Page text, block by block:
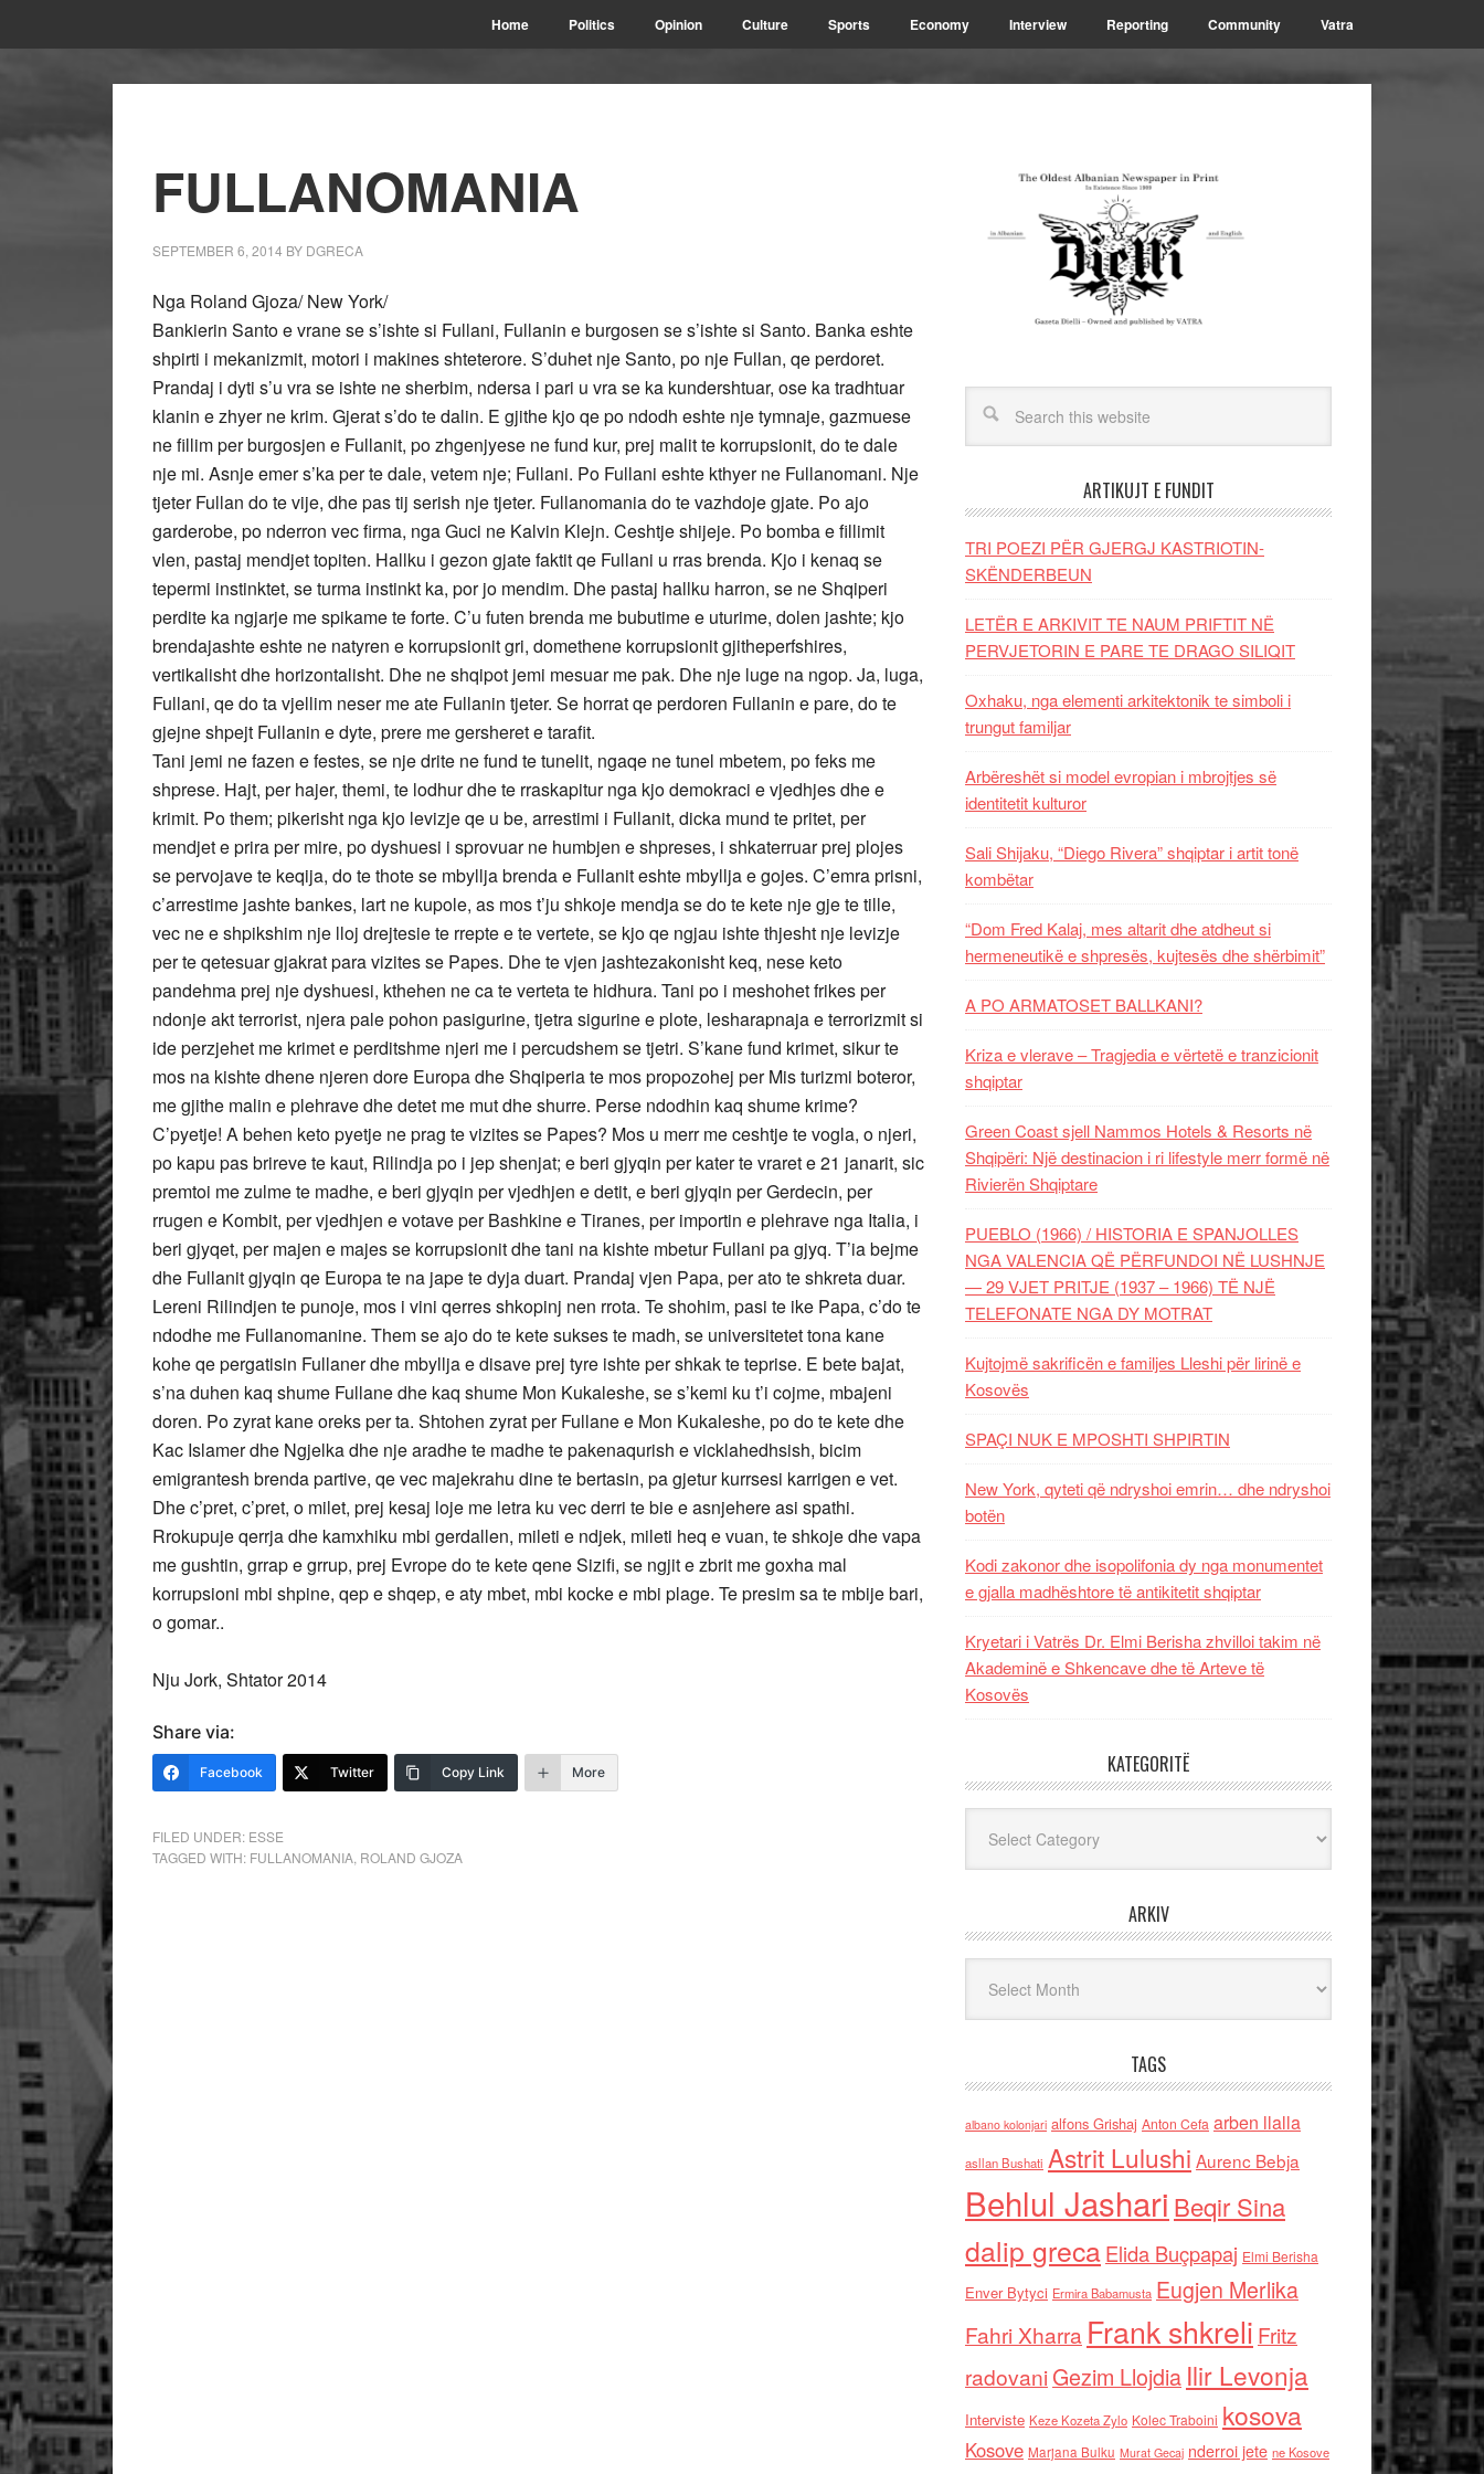
Home Politics Opinion Culture Sports Economy Interview Reporting Community Vatra
FULLANOMANIA
SEPTEMBER 6, 2014 BY DGRECA
Nga Roland Gjoza/ New York/
Bankierin Santo e vrane se s’ishte si Fullani, Fullanin e burgosen se s’ishte si Santo. Banka eshte
shpirti i mekanizmit, motori i makines shteterore. S’duhet nje Santo, po nje Fullan, qe perdoret.
Prandaj i dyti s’u vra se ishte ne sherbim, ndersa i pari u vra se ka kundershtuar, ose ka tradhtuar
klanin e zhyer ne krim. Gjerat s’do te dalin. E gjithe kjo qe po ndodh eshte nje tymnaje, gazmuese
ne fillim per burgosjen e Fullanit, po zhgenjyese ne fund kur, prej malit te korrupsionit, do te dale
nje mi. Asnje emer s’ka per te dale, vetem nje; Fullani. Po Fullani eshte kthyer ne Fullanomani. Nje
tjeter Fullan do te vije, dhe pas tij serish nje tjeter. Fullanomania do te vazhdoje gjate. Po ajo
garderobe, po nderron vec firma, nga Guci ne Kalvin Klejn. Ceshtje shijeje. Po bomba e fillimit
vlen, pastaj mendjet topiten. Hallku i gezon gjate faktit qe Fullani u rras brenda. Kjo i kenaq se
tepermi instinktet, se turma instinkt ka, por jo mendim. Dhe pastaj hallku harron, se ne Shqiperi
perdite ka ngjarje me spikame te forte. C’u futen brenda me bubutime e uturime, dolen jashte; kjo
brendajashte eshte ne natyren e korrupsionit gri, domethene korrupsionit gjitheperfshires,
vertikalisht dhe horizontalisht. Dhe ne shqipot jemi mesuar me pak. Dhe nje luge na ngop. Ja, luga,
Fullani, qe do ta vjellim neser me ate Fullanin tjeter. Se horrat qe perdoren Fullanin e pare, do te
gjejne shpejt Fullanin e dyte, prere me gersheret e tarafit.
Tani jemi ne fazen e festes, se nje drite ne fund te tunelit, ngaqe ne tunel mbetem, po feks me
shprese. Hajt, per hajer, themi, te lodhur dhe te rraskapitur nga kjo demokraci e vjedhjes dhe e
krimit. Po them; pikerisht nga kjo levizje qe u be, arrestimi i Fullanit, dicka mund te pritet, per
mendjet e prira per mire, po dyshuesi i sprovuar ne humbjen e shpreses, i shkaterruar prej plojes
se pervojave te keqija, do te thote se mbyllja brenda e Fullanit eshte mbyllja e gojes. C’emra prisni,
c’arrestime jashte bankes, lart ne kupole, as mos t’ju shkoje mendja se do te kete nje gje te tille,
vec ne e shpikshim nje lloj drejtesie te rrepte e te vertete, se kjo qe ngjau ishte thjesht nje levizje
per te qetesuar gjakrat para vizites se Papes. Dhe te vjen jashtezakonisht keq, nese keto
pandehma prej nje dyshuesi, kthehen ne ca te verteta te hidhura. Tani po i meshohet frikes per
ndonje akt terrorist, njera pale pohon pasigurine, tjetra sigurine e plote, lesharapnaja e terrorizmit si
ide perzjehet me krimet e perditshme njeri me i percudshem se tjetri. S’kane fund krimet, sikur te
mos na kishte dhene njeren dore Europa dhe Shqiperia te mos propozohej per Mis turizmi boteror,
me gjithe malin e plehrave dhe detet me mut dhe shurre. Perse ndodhin kaq shume krime?
C’pyetje! A behen keto pyetje ne prag te vizites se Papes? Mos u merr me ceshtje te vogla, o njeri,
po kapu pas brireve te kaut, Rilindja po i jep shenjat; e beri gjyqin per kater te vraret e 21 janarit, sic
premtoi me zulme te madhe, e beri gjyqin per vjedhjen e detit, e beri gjyqin per Gerdecin, per
rrugen e Kombit, per vjedhjen e votave per Bashkine e Tiranes, per importin e plehrave nga Italia, i
beri gjyqet, per majen e majes se korrupsionit dhe tani na kishte mbetur Fullani pa gjyq. T’ia bejme
dhe Fullanit gjyqin qe Europa te na jape te dyja duart. Prandaj vjen Papa, per ato te shkreta duar.
Lereni Rilindjen te punoje, mos i vini qerres shkopinj nen rrota. Te shohim, pasi te ike Papa, c’do te
ndodhe me Fullanomanine. Them se ajo do te kete sukses te madh, se universitetet tona kane
kohe qe pergatisin Fullaner dhe mbyllja e disave prej tyre ishte per shkak te teprise. E bete bajat,
s’na duhen kaq shume Fullane dhe kaq shume Mon Kukaleshe, se s’kemi ku t’i cojme, mbajeni
doren. Po zyrat kane oreks per ta. Shtohen zyrat per Fullane e Mon Kukaleshe, po do te kete dhe
Kac Islamer dhe Ngjelka dhe nje aradhe te madhe te pakenaqurish e vicklahedhsish, bicim
emigrantesh brenda partive, qe vec majekrahu dine te bertasin, pa gjetur kurrsesi karrigen e vet.
Dhe c’pret, c’pret, o milet, prej kesaj loje me letra ku vec derri te bie e asnjehere asi spathi.
Rrokupuje qerrja dhe kamxhiku mbi gerdallen, mileti e ndjek, mileti heq e vuan, te shkoje dhe vapa
me gushtin, grrap e grrup, prej Evrope do te kete qene Sizifi, se ngjit e zbrit me goxha mal
korrupsioni mbi shpine, qep e shqep, e aty mbet, mbi kocke e mbi plage. Te presim sa te mbije bari,
o gomar..
Nju Jork, Shtator 2014
Share via:
Facebook Twitter Copy Link More
FILED UNDER: ESSE
TAGGED WITH: FULLANOMANIA ROLAND GJOZA
ARTIKUJT E FUNDIT
TRI POEZI PËR GJERGJ KASTRIOTIN-
SKËNDERBEUN
LETËR E ARKIVIT TE NAUM PRIFTIT NË
PERVJETORIN E PARE TE DRAGO SILIQIT
Oxhaku, nga elementi arkitektonik te simboli i
trungut familjar
Arbëreshët si model evropian i mbrojtjes së
identitetit kulturor
Sali Shijaku, “Diego Rivera” shqiptar i artit tonë
kombëtar
“Dom Fred Kalaj, mes altarit dhe atdheut si
hermeneutikë e shpresës, kujtesës dhe shërbimit”
A PO ARMATOSET BALLKANI?
Kriza e vlerave – Tragjedia e vërtetë e tranzicionit
shqiptar
Green Coast sjell Nammos Hotels & Resorts në
Shqipëri: Një destinacion i ri lifestyle merr formë në
Rivierën Shqiptare
PUEBLO (1966) / HISTORIA E SPANJOLLES
NGA VALENCIA QË PËRFUNDOI NË LUSHNJE
— 29 VJET PRITJE (1937 – 1966) TË NJË
TELEFONATE NGA DY MOTRAT
Kujtojmë sakrificën e familjes Lleshi për lirinë e
Kosovës
SPAÇI NUK E MPOSHTI SHPIRTIN
New York, qyteti që ndryshoi emrin… dhe ndryshoi
botën
Kodi zakonor dhe isopolifonia dy nga monumentet
e gjalla madhështore të antikitetit shqiptar
Kryetari i Vatrës Dr. Elmi Berisha zhvilloi takim në
Akademinë e Shkencave dhe të Arteve të
Kosovës
KATEGORITË
ARKIV
TAGS
albano kolonjari alfons Grishaj Anton Cefa arben llalla
asllan Bushati Astrit Lulushi Aurenc Bebja
Behlul Jashari Beqir Sina
dalip grecaElida Buçpapaj Elmi Berisha
Enver Bytyci Ermira Babamusta Eugjen Merlika
Fahri Xharra Frank shkreli Fritz
radovaniGezim Llojdia Ilir Levonja
Interviste Keze Kozeta Zylo Kolec Traboini kosova
Kosove Marjana Bulku Murat Gecaj nderroi jete ne Kosove